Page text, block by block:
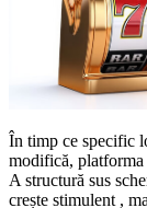
În timp ce specific
modifică, platforma
A structură sus
crește stimulent ,